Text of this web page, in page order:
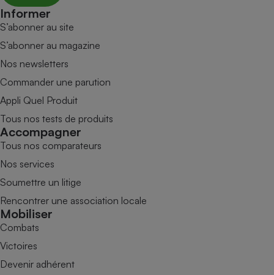
Informer
S’abonner au site
S’abonner au magazine
Nos newsletters
Commander une parution
Appli Quel Produit
Tous nos tests de produits
Accompagner
Tous nos comparateurs
Nos services
Soumettre un litige
Rencontrer une association locale
Mobiliser
Combats
Victoires
Devenir adhérent